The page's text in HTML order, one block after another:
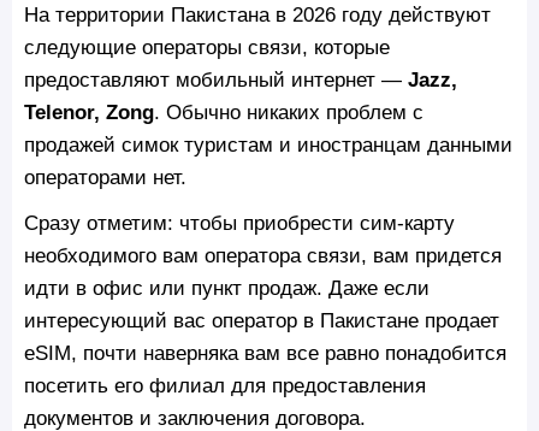
На территории Пакистана в 2026 году действуют
следующие операторы связи, которые
предоставляют мобильный интернет — Jazz,
Telenor, Zong. Обычно никаких проблем с
продажей симок туристам и иностранцам данными
операторами нет.
Сразу отметим: чтобы приобрести сим-карту
необходимого вам оператора связи, вам придется
идти в офис или пункт продаж. Даже если
интересующий вас оператор в Пакистане продает
eSIM, почти наверняка вам все равно понадобится
посетить его филиал для предоставления
документов и заключения договора.